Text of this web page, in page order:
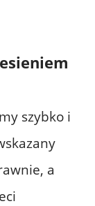
szybko i
a